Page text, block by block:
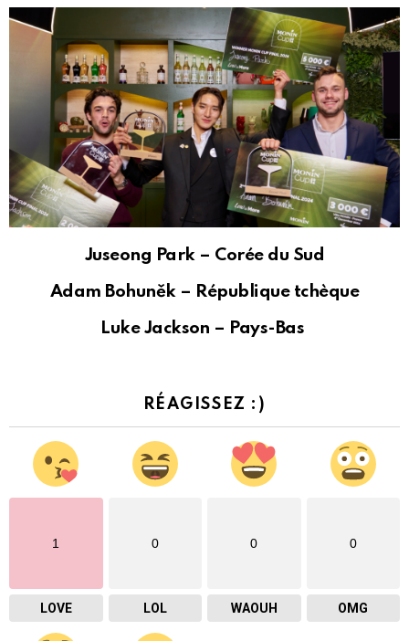
Juseong Park – Corée du Sud
Adam Bohuněk – République tchèque
Luke Jackson – Pays-Bas
RÉAGISSEZ :)
1
LOVE
0
LOL
0
WAOUH
0
OMG